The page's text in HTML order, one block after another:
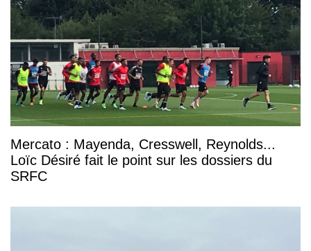
Mercato : Mayenda, Cresswell, Reynolds...
Loïc Désiré fait le point sur les dossiers du
SRFC